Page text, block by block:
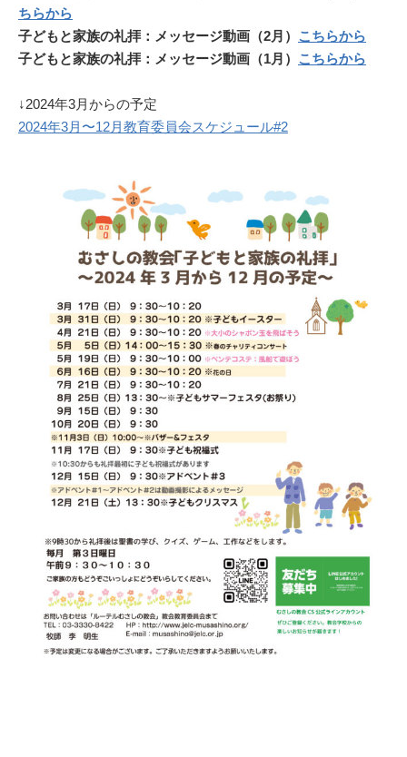
ちらから
子どもと家族の礼拝：メッセージ動画（2月） こちらから
子どもと家族の礼拝：メッセージ動画（1月） こちらから
↓2024年3月からの予定
2024年3月〜12月教育委員会スケジュール#2